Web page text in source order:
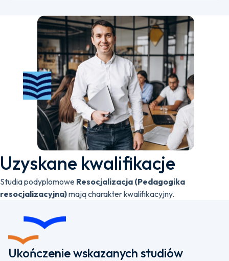
Uzyskane kwalifikacje
Studia podyplomowe Resocjalizacja (Pedagogika
resocjalizacyjna)mają charakter kwalifikacyjny.
Ukończenie wskazanych studiów